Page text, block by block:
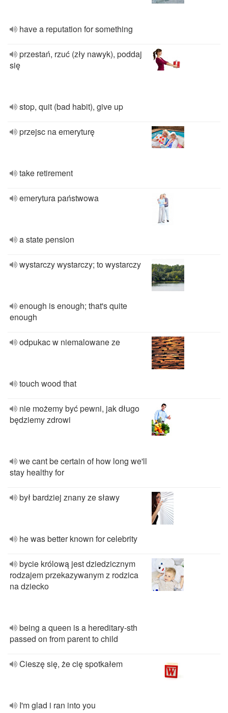
have a reputation for something
przestań, rzuć (zły nawyk), poddaj
się
stop, quit (bad habit), give up
przejsc na emeryturę
take retirement
emerytura państwowa
a state pension
wystarczy wystarczy; to wystarczy
enough is enough; that's quite
enough
odpukac w niemalowane ze
touch wood that
nie możemy być pewni, jak długo
będziemy zdrowi
we cant be certain of how long we'll
stay healthy for
był bardziej znany ze sławy
he was better known for celebrity
bycie królową jest dziedzicznym
rodzajem przekazywanym z rodzica
na dziecko
being a queen is a hereditary-sth
passed on from parent to child
Cieszę się, że cię spotkałem
I'm glad i ran into you